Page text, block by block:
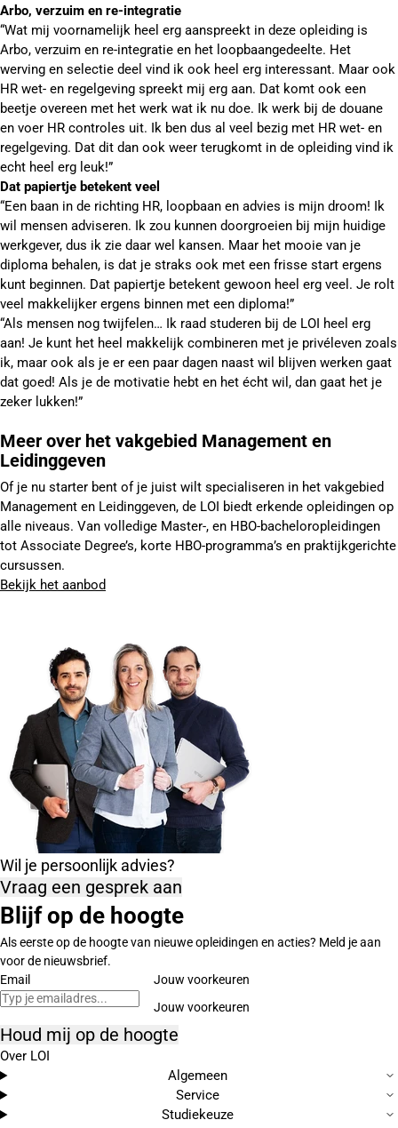
Arbo, verzuim en re-integratie
“Wat mij voornamelijk heel erg aanspreekt in deze opleiding is
Arbo, verzuim en re-integratie en het loopbaangedeelte. Het
werving en selectie deel vind ik ook heel erg interessant. Maar ook
HR wet- en regelgeving spreekt mij erg aan. Dat komt ook een
beetje overeen met het werk wat ik nu doe. Ik werk bij de douane
en voer HR controles uit. Ik ben dus al veel bezig met HR wet- en
regelgeving. Dat dit dan ook weer terugkomt in de opleiding vind ik
echt heel erg leuk!”
Dat papiertje betekent veel
“Een baan in de richting HR, loopbaan en advies is mijn droom! Ik
wil mensen adviseren. Ik zou kunnen doorgroeien bij mijn huidige
werkgever, dus ik zie daar wel kansen. Maar het mooie van je
diploma behalen, is dat je straks ook met een frisse start ergens
kunt beginnen. Dat papiertje betekent gewoon heel erg veel. Je rolt
veel makkelijker ergens binnen met een diploma!”
“Als mensen nog twijfelen… Ik raad studeren bij de LOI heel erg
aan! Je kunt het heel makkelijk combineren met je privéleven zoals
ik, maar ook als je er een paar dagen naast wil blijven werken gaat
dat goed! Als je de motivatie hebt en het écht wil, dan gaat het je
zeker lukken!”
Meer over het vakgebied Management en
Leidinggeven
Of je nu starter bent of je juist wilt specialiseren in het vakgebied
Management en Leidinggeven, de LOI biedt erkende opleidingen op
alle niveaus. Van volledige Master-, en HBO-bacheloropleidingen
tot Associate Degree’s, korte HBO-programma’s en praktijkgerichte
cursussen.
Bekijk het aanbod
Wil je persoonlijk advies?
Vraag een gesprek aan
Blijf op de hoogte
Als eerste op de hoogte van nieuwe opleidingen en acties? Meld je aan
voor de nieuwsbrief.
Email
Jouw voorkeuren
Houd mij op de hoogte
Over LOI
Algemeen
Service
Studiekeuze